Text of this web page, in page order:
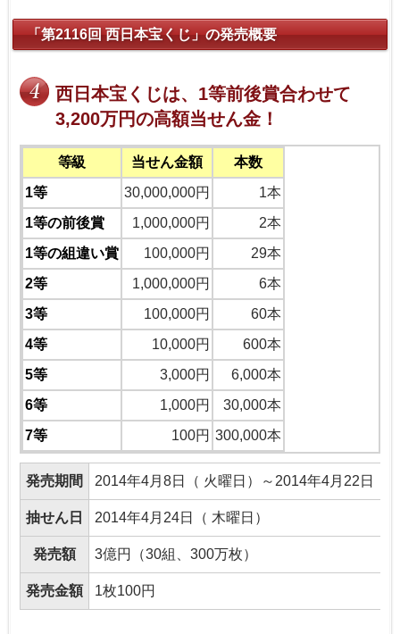
「第2116回 西日本宝くじ」の発売概要
西日本宝くじは、1等前後賞合わせて
3,200万円の高額当せん金！
等級 当せん金額
本数
1等
30,000,000円
1本
1等の前後賞
1,000,000円
2本
1等の組違い賞
100,000円
29本
2等
1,000,000円
6本
3等
100,000円
60本
4等
10,000円
600本
5等
3,000円
6,000本
6等
1,000円
30,000本
7等
100円 300,000本
発売期間 2014年4月8日（ 火曜日）～2014年4月22日（
抽せん日 2014年4月24日（ 木曜日）
発売額 3億円（30組、300万枚）
発売金額 1枚100円